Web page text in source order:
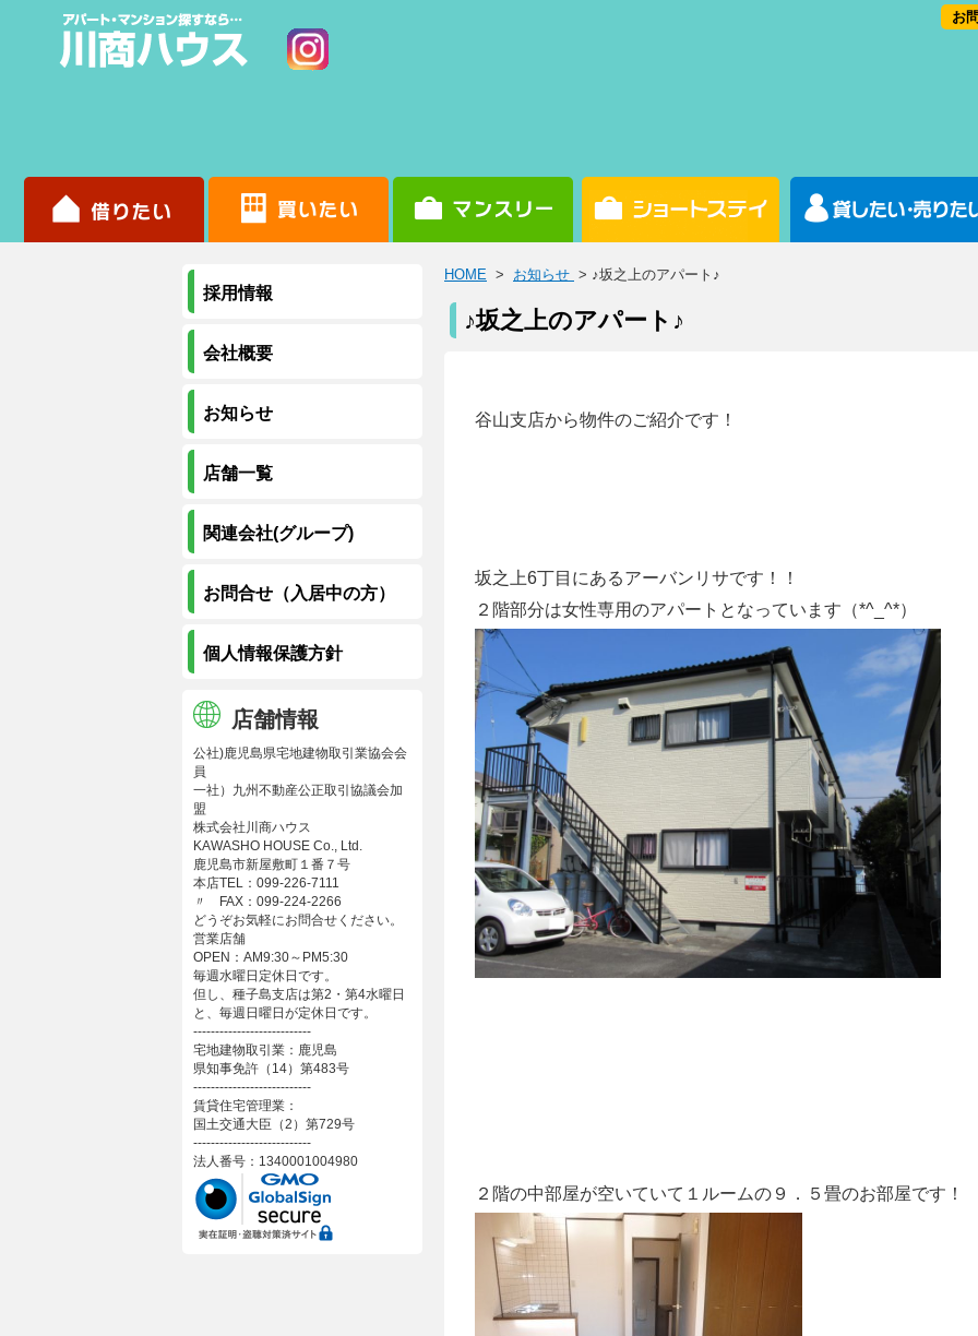
お
HOME > お知らせ > ♪坂之上のアパート♪
♪坂之上のアパート♪
谷山支店から物件のご紹介です！
坂之上6丁目にあるアーバンリサです！！
２階部分は女性専用のアパートとなっています（*^_^*）
２階の中部屋が空いていて１ルームの９．５畳のお部屋です！
採用情報
会社概要
お知らせ
店舗一覧
関連会社(グループ)
お問合せ（入居中の方）
個人情報保護方針
店舗情報
公社)鹿児島県宅地建物取引業協会会
員
一社）九州不動産公正取引協議会加
盟
株式会社川商ハウス
KAWASHO HOUSE Co., Ltd.
鹿児島市新屋敷町１番７号
本店TEL：099-226-7111
〃 FAX：099-224-2266
どうぞお気軽にお問合せください。
営業店舗
OPEN：AM9:30～PM5:30
毎週水曜日定休日です。
但し、種子島支店は第2・第4水曜日
と、毎週日曜日が定休日です。
---------------------------
宅地建物取引業：鹿児島
県知事免許（14）第483号
---------------------------
賃貸住宅管理業：
国土交通大臣（2）第729号
---------------------------
法人番号：1340001004980